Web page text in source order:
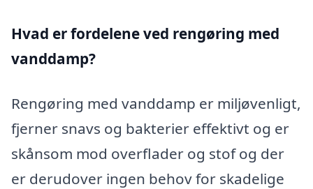
Hvad er fordelene ved rengøring med
vanddamp?
Rengøring med vanddamp er miljøvenligt,
fjerner snavs og bakterier effektivt og er
skånsom mod overflader og stof og der
er derudover ingen behov for skadelige